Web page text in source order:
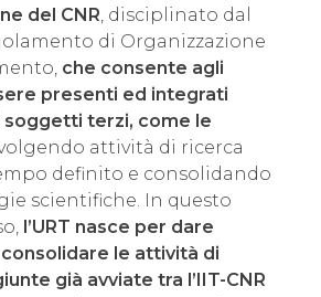
del CNR , disciplinato dal
di Organizzazione
che consente agli
presenti ed integrati
soggetti terzi, come le
attività di ricerca
definito e consolidando
scientifiche. In questo
l’URT nasce per dare
le attività di
già avviate tra l’IIT-CNR